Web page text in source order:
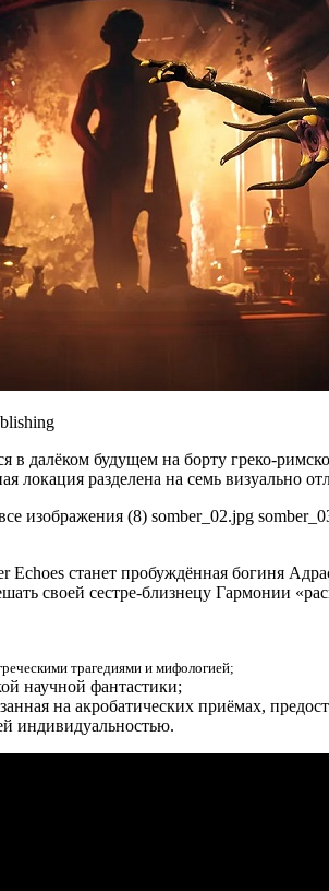
в далёком будущем на борту греко-
локация разделена на семь визуально
изображения (8) somber_02.jpg
Echoes станет пробуждённая богиня
своей сестре-близнецу Гармонии
трагедиями и мифологией;
научной фантастики;
на акробатических приёмах,
индивидуальностью.